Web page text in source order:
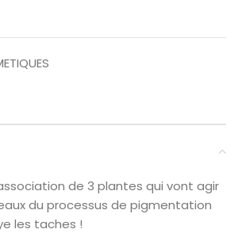
de 3 plantes qui vont agir
du processus de pigmentation
les taches !